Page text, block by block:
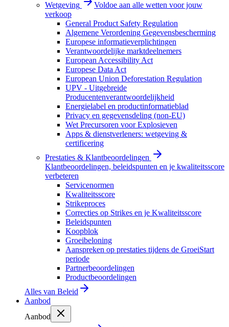
Wetgeving
Voldoe aan alle wetten voor jouw
verkoop
General Product Safety Regulation
Algemene Verordening Gegevensbescherming
Europese informatieverplichtingen
Verantwoordelijke marktdeelnemers
European Accessibility Act
Europese Data Act
European Union Deforestation Regulation
UPV - Uitgebreide
Producentenverantwoordelijkheid
Energielabel en productinformatieblad
Privacy en gegevensdeling (non-EU)
Wet Precursoren voor Explosieven
Apps & dienstverleners: wetgeving &
certificering
Prestaties & Klantbeoordelingen
Klantbeoordelingen, beleidspunten en je kwaliteitsscore
verbeteren
Servicenormen
Kwaliteitsscore
Strikeproces
Correcties op Strikes en je Kwaliteitsscore
Beleidspunten
Koopblok
Groeibeloning
Aanspreken op prestaties tijdens de GroeiStart
periode
Partnerbeoordelingen
Productbeoordelingen
Alles van Beleid
Aanbod
Aanbod